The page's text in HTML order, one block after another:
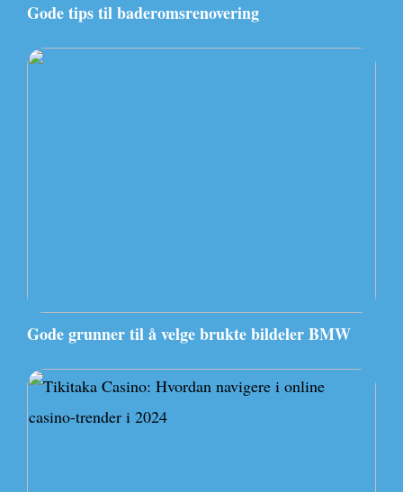
Gode tips til baderomsrenovering
Gode grunner til å velge brukte bildeler BMW